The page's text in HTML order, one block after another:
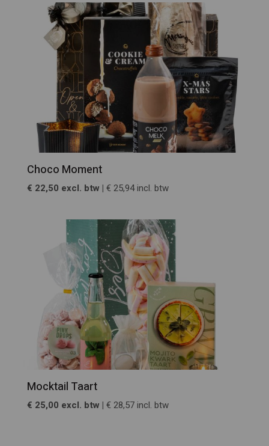
Choco Moment
€ 22,50 excl. btw | € 25,94 incl. btw
Mocktail Taart
€ 25,00 excl. btw | € 28,57 incl. btw